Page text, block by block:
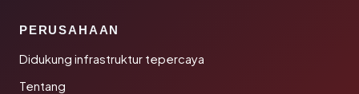
PERUSAHAAN
Didukung infrastruktur tepercaya
Tentang